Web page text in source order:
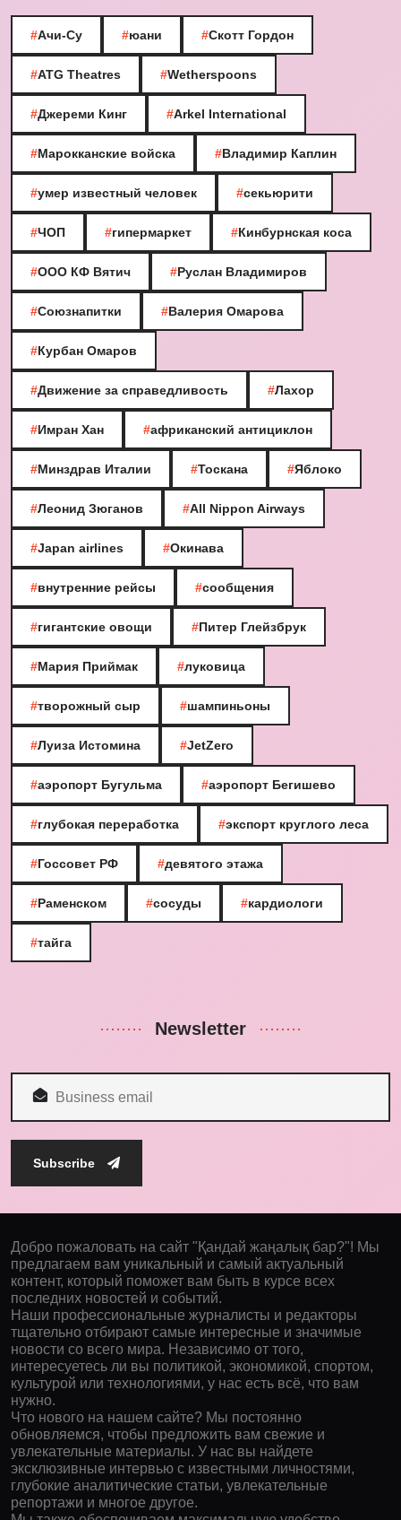
#Ачи-Су #юани #Скотт Гордон
#ATG Theatres #Wetherspoons
#Джереми Кинг #Arkel International
#Марокканские войска #Владимир Каплин
#умер известный человек #секьюрити
#ЧОП #гипермаркет #Кинбурнская коса
#ООО КФ Вятич #Руслан Владимиров
#Союзнапитки #Валерия Омарова
#Курбан Омаров
#Движение за справедливость #Лахор
#Имран Хан #африканский антициклон
#Минздрав Италии #Тоскана #Яблоко
#Леонид Зюганов #All Nippon Airways
#Japan airlines #Окинава
#внутренние рейсы #сообщения
#гигантские овощи #Питер Глейзбрук
#Мария Приймак #луковица
#творожный сыр #шампиньоны
#Луиза Истомина #JetZero
#аэропорт Бугульма #аэропорт Бегишево
#глубокая переработка #экспорт круглого леса
#Госсовет РФ #девятого этажа
#Раменском #сосуды #кардиологи
#тайга
Newsletter
Subscribe
Добро пожаловать на сайт "Қандай жаңалық бар?"! Мы
предлагаем вам уникальный и самый актуальный
контент, который поможет вам быть в курсе всех
последних новостей и событий.
Наши профессиональные журналисты и редакторы
тщательно отбирают самые интересные и значимые
новости со всего мира. Независимо от того,
интересуетесь ли вы политикой, экономикой, спортом,
культурой или технологиями, у нас есть всё, что вам
нужно.
Что нового на нашем сайте? Мы постоянно
обновляемся, чтобы предложить вам свежие и
увлекательные материалы. У нас вы найдете
эксклюзивные интервью с известными личностями,
глубокие аналитические статьи, увлекательные
репортажи и многое другое.